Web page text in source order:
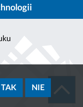
TAK NIE